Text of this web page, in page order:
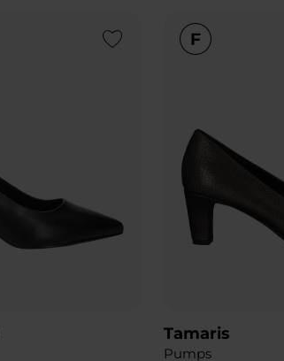
Add to Wishlist
Tamaris
Pumps